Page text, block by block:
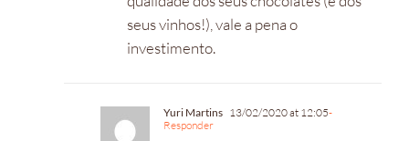
seus vinhos!), vale a pena o
investimento.
Yuri Martins 13/02/2020 at 12:05-
Responder